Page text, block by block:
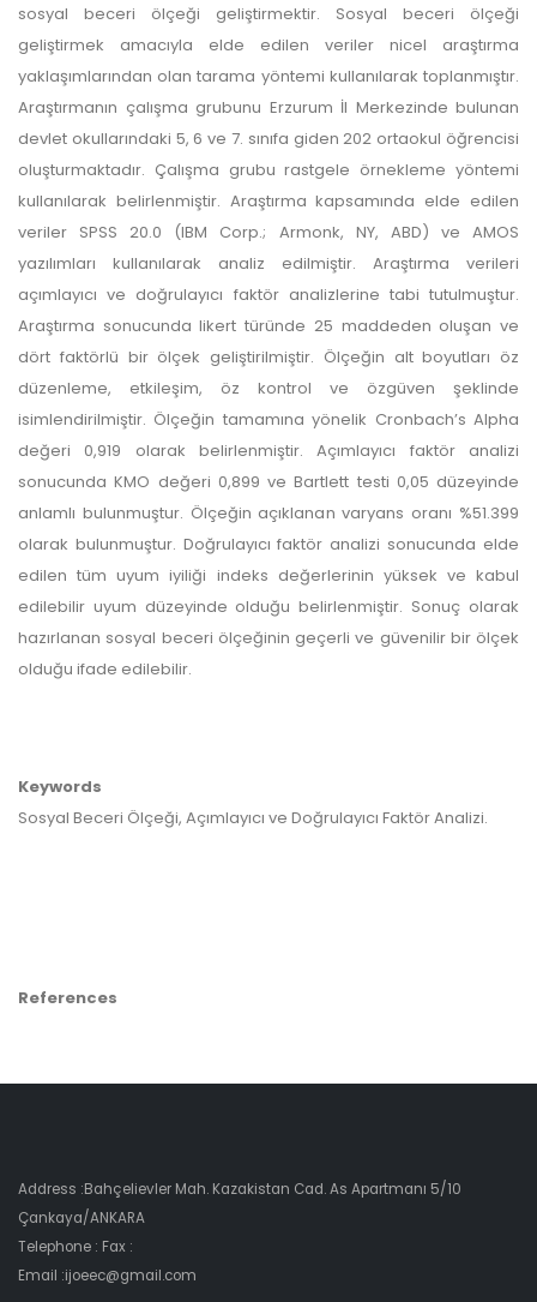
sosyal beceri ölçeği geliştirmektir. Sosyal beceri ölçeği
geliştirmek amacıyla elde edilen veriler nicel araştırma
yaklaşımlarından olan tarama yöntemi kullanılarak toplanmıştır.
Araştırmanın çalışma grubunu Erzurum İl Merkezinde bulunan
devlet okullarındaki 5, 6 ve 7. sınıfa giden 202 ortaokul öğrencisi
oluşturmaktadır. Çalışma grubu rastgele örnekleme yöntemi
kullanılarak belirlenmiştir. Araştırma kapsamında elde edilen
veriler SPSS 20.0 (IBM Corp.; Armonk, NY, ABD) ve AMOS
yazılımları kullanılarak analiz edilmiştir. Araştırma verileri
açımlayıcı ve doğrulayıcı faktör analizlerine tabi tutulmuştur.
Araştırma sonucunda likert türünde 25 maddeden oluşan ve
dört faktörlü bir ölçek geliştirilmiştir. Ölçeğin alt boyutları öz
düzenleme, etkileşim, öz kontrol ve özgüven şeklinde
isimlendirilmiştir. Ölçeğin tamamına yönelik Cronbach’s Alpha
değeri 0,919 olarak belirlenmiştir. Açımlayıcı faktör analizi
sonucunda KMO değeri 0,899 ve Bartlett testi 0,05 düzeyinde
anlamlı bulunmuştur. Ölçeğin açıklanan varyans oranı %51.399
olarak bulunmuştur. Doğrulayıcı faktör analizi sonucunda elde
edilen tüm uyum iyiliği indeks değerlerinin yüksek ve kabul
edilebilir uyum düzeyinde olduğu belirlenmiştir. Sonuç olarak
hazırlanan sosyal beceri ölçeğinin geçerli ve güvenilir bir ölçek
olduğu ifade edilebilir.
Keywords
Sosyal Beceri Ölçeği, Açımlayıcı ve Doğrulayıcı Faktör Analizi.
References
Address :Bahçelievler Mah. Kazakistan Cad. As Apartmanı 5/10
Çankaya/ANKARA
Telephone : Fax :
Email :ijoeec@gmail.com